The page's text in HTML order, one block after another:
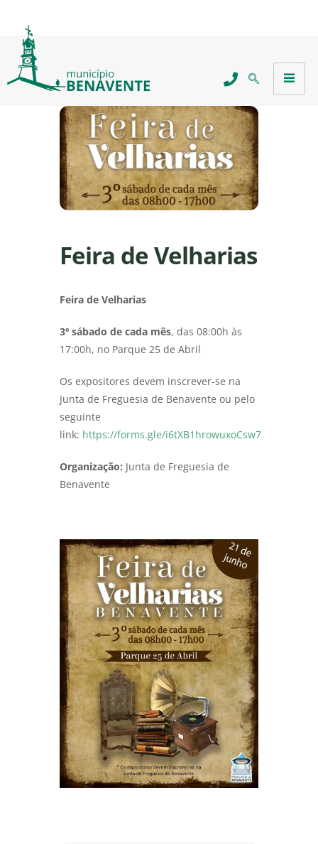
Feira de Velharias
Feira de Velharias
3º sábado de cada mês, das 08:00h às
17:00h, no Parque 25 de Abril
Os expositores devem inscrever-se na
Junta de Freguesia de Benavente ou pelo
seguinte
link: https://forms.gle/i6tXB1hrowuxoCsw7
Organização: Junta de Freguesia de
Benavente